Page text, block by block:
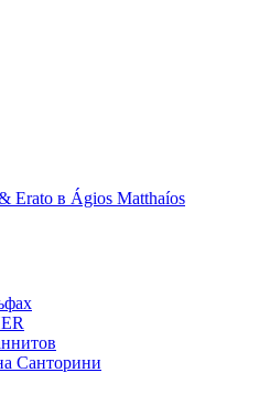
Erato в Ágios Matthaíos
Санторини